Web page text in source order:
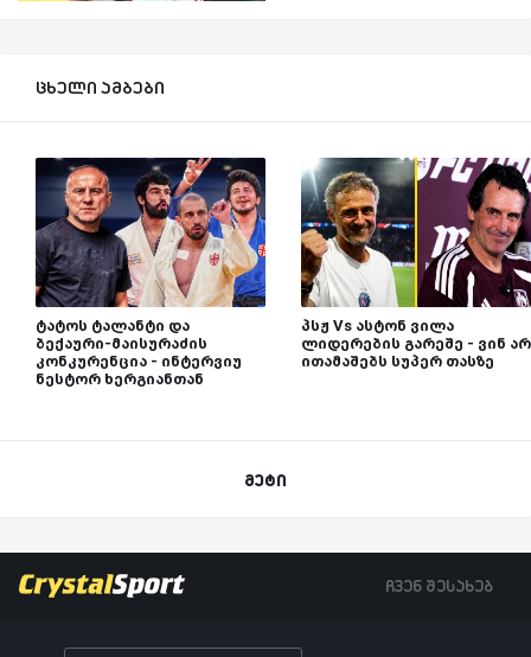
ცხელი ამბები
ტატოს ტალანტი და
ბექაური-მაისურაძის
კონკურენცია - ინტერვიუ
ნესტორ ხერგიანთან
პსჟ Vs ასტონ ვილა
ლიდერების გარეშე - ვინ არ
ითამაშებს სუპერ თასზე
მეტი
ჩვენ შესახებ